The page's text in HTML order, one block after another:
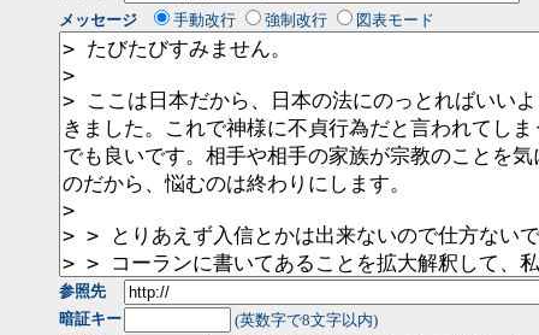
メッセージ
手動改行 強制改行 図表モード
参照先
暗証キー
(英数字で8文字以内)